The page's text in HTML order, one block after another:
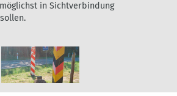
in Sichtverbindung
©